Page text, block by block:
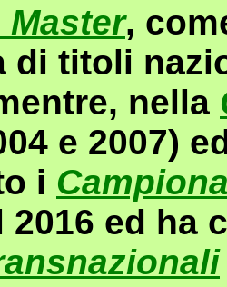
Master,
di titoli
nella
e 2007)
i
2016 ed ha